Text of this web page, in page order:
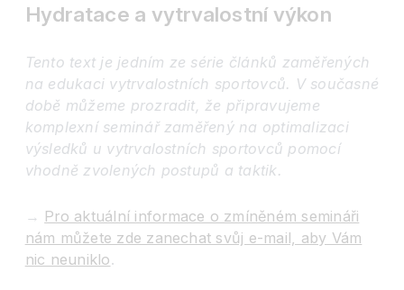
Hydratace a vytrvalostní výkon
Tento text je jedním ze série článků zaměřených
na edukaci vytrvalostních sportovců. V současné
době můžeme prozradit, že připravujeme
komplexní seminář zaměřený na optimalizaci
výsledků u vytrvalostních sportovců pomocí
vhodně zvolených postupů a taktik.
→ Pro aktuální informace o zmíněném semináři
nám můžete zde zanechat svůj e-mail, aby Vám
nic neuniklo.